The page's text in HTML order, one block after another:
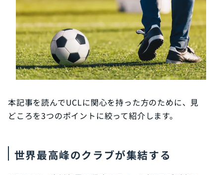
本記事を読んでUCLに関心を持った方のために、見
どころを3つのポイントに絞って紹介します。
世界最高峰のクラブが集結する